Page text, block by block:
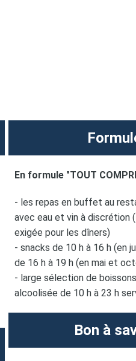
En formule "TOUT
- les repas en buffet au
avec eau et vin à discrétion
exigée pour les dîners)
- snacks de 10 h à 16 h (en
de 16 h à 19 h (en mai et
- large sélection de
alcoolisée de 10 h à 23 h
Bon à